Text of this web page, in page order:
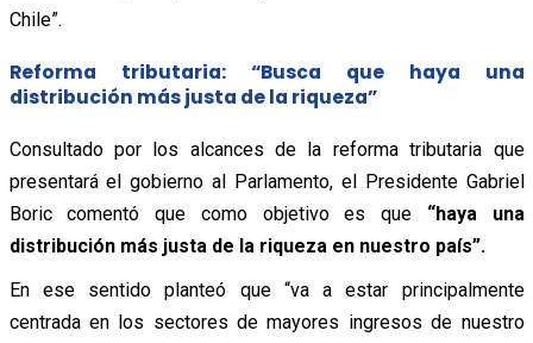
Chile”.
Reforma tributaria: “Busca que haya una
distribución más justa de la riqueza”
Consultado por los alcances de la reforma tributaria que
presentará el gobierno al Parlamento, el Presidente Gabriel
Boric comentó que como objetivo es que “haya una
distribución más justa de la riqueza en nuestro país”.
En ese sentido planteó que “va a estar principalmente
centrada en los sectores de mayores ingresos de nuestro